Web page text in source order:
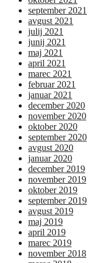
september 2021
avgust 2021
julij 2021
junij 2021
maj 2021
april 2021
marec 2021
februar 2021
januar 2021
december 2020
november 2020
oktober 2020
september 2020
avgust 2020
januar 2020
december 2019
november 2019
oktober 2019
september 2019
avgust 2019
maj 2019
april 2019
marec 2019
november 2018